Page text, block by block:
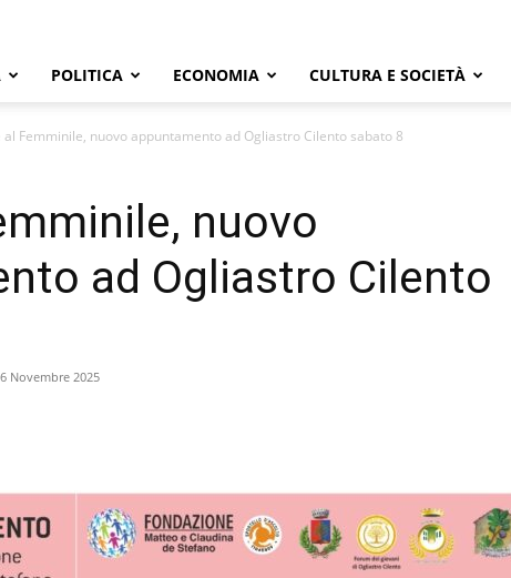
POLITICA ECONOMIA CULTURA E SOCIETÀ
al Femminile, nuovo appuntamento ad Ogliastro Cilento sabato 8
nuovo
ad Ogliastro Cilento
6 Novembre 2025